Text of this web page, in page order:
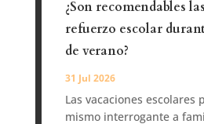
¿Son recomendables
refuerzo escolar
de verano?
31 Jul 2026
Las vacaciones escolares
mismo interrogante a